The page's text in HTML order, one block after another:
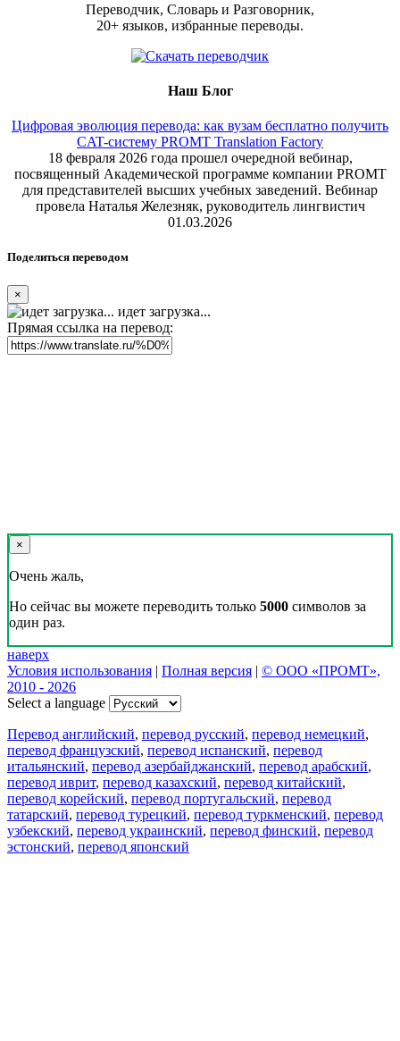
Переводчик, Словарь и Разговорник,
20+ языков, избранные переводы.
Наш Блог
Цифровая эволюция перевода: как вузам бесплатно получить
CAT-систему PROMT Translation Factory
18 февраля 2026 года прошел очередной вебинар,
посвященный Академической программе компании PROMT
для представителей высших учебных заведений. Вебинар
провела Наталья Железняк, руководитель лингвистич
01.03.2026
Поделиться переводом
×
идет загрузка...
Прямая ссылка на перевод:
×
Очень жаль,
Но сейчас вы можете переводить только 5000 символов за
один раз.
наверх
Условия использования | Полная версия | © ООО «ПРОМТ»,
2010 - 2026
Select a language
Перевод английский, перевод русский, перевод немецкий,
перевод французский, перевод испанский, перевод
итальянский, перевод азербайджанский, перевод арабский,
перевод иврит, перевод казахский, перевод китайский,
перевод корейский, перевод португальский, перевод
татарский, перевод турецкий, перевод туркменский, перевод
узбекский, перевод украинский, перевод финский, перевод
эстонский, перевод японский